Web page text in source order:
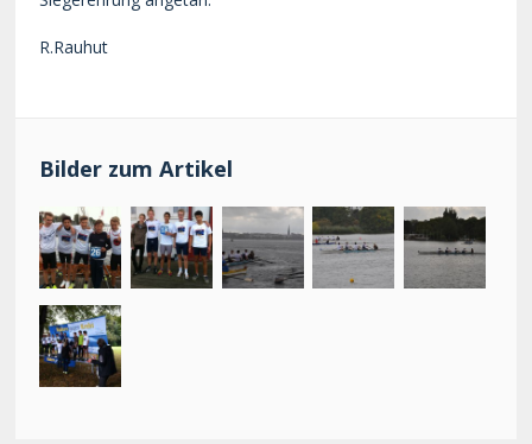
R.Rauhut
Bilder zum Artikel